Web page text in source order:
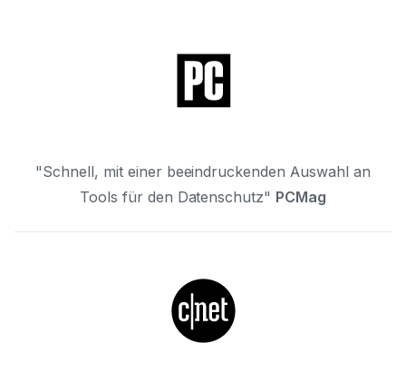
"Schnell, mit einer beeindruckenden Auswahl an
Tools für den Datenschutz" PCMag